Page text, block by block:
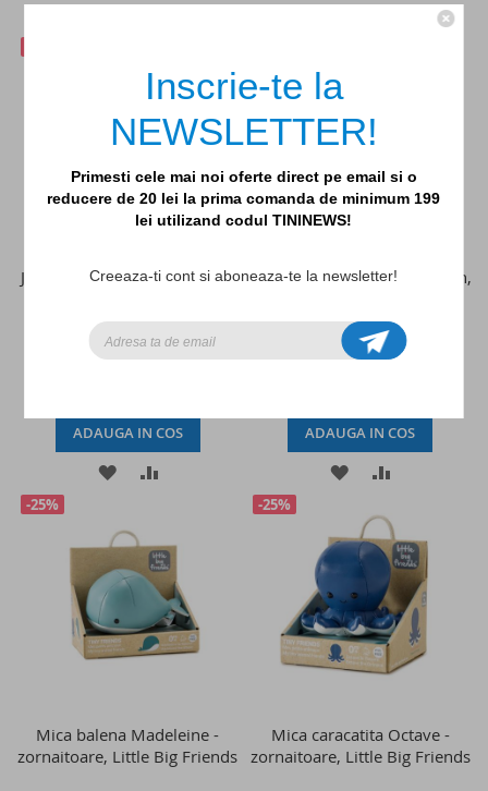
Inscrie-te la
NEWSLETTER!
Primesti cele mai noi oferte direct pe email si o
reducere de 20 lei la prima comanda de minimum 199
lei utilizand codul TININEWS!
Creeaza-ti cont si aboneaza-te la newsletter!
DE
COMPARARE
DE
ADAUGATI
Jucarie muzicala Girafa Gina,
ADAUGA IN COS
ADAUGATI
LISTA
DE
DORINTE
ADAUGATI
COMPARARE
Jucarie muzicala Leul Jackson,
ADAUGA IN COS
ADAUGATI
LISTA
DORINTE
-25%
Mica balena Madeleine -
zornaitoare, Little Big Friends
-25%
Mica caracatita Octave -
zornaitoare, Little Big Friends